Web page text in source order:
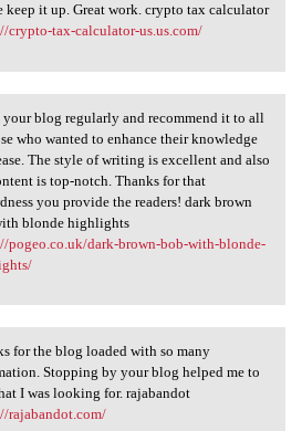
keep it up. Great work. crypto tax calculator
crypto-tax-calculator-us.us.com/
blog regularly
blog regularly and recommend it to all
who wanted to enhance their knowledge
The style of writing is excellent and also
is top-notch. Thanks for that
you provide the readers! dark brown
blonde highlights
pogeo.co.uk/dark-brown-bob-with-blonde-
for the blog loaded
for the blog loaded with so many
Stopping by your blog helped me to
I was looking for. rajabandot
rajabandot.com/